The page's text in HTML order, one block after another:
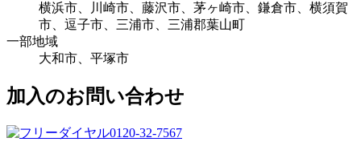
横浜市、川崎市、藤沢市、茅ヶ崎市、鎌倉市、横須賀
市、逗子市、三浦市、三浦郡葉山町
一部地域
大和市、平塚市
加入のお問い合わせ
0120-32-7567